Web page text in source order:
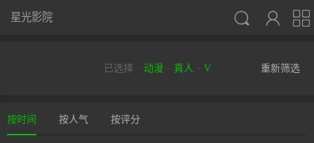



星光影院
已选择 动漫 真人 V 重新筛选
按时间 按人气 按评分